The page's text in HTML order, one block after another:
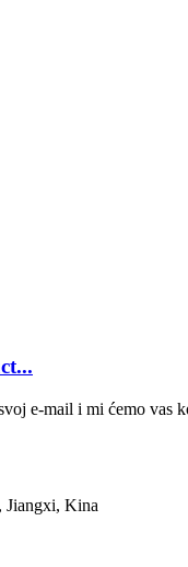
e-mail i mi ćemo vas
Jiangxi, Kina